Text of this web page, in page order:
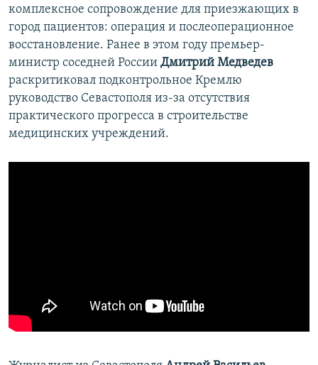
комплексное сопровождение для приезжающих в
город пациентов: операция и послеоперационное
восстановление. Ранее в этом году премьер-
министр соседней России Дмитрий Медведев
раскритиковал подконтрольное Кремлю
руководство Севастополя из-за отсутствия
практического прогресса в строительстве
медицинских учреждений.